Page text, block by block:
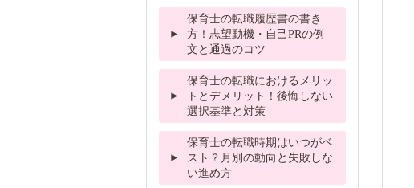
保育士の転職履歴書の書き
方！志望動機・自己PRの例
文と通過のコツ
保育士の転職におけるメリッ
トとデメリット！後悔しない
選択基準と対策
保育士の転職時期はいつがベ
スト？月別の動向と失敗しな
い進め方